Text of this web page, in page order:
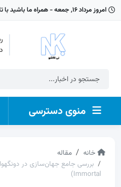
امروز مرداد ۱۶, جمعه - همراه ما باشید با تازه‌ترین اخبار و مقالات دنیای دونگهوا
منوی دسترسی
خانه
مقاله
Immortal)